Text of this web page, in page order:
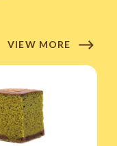
VIEW MORE